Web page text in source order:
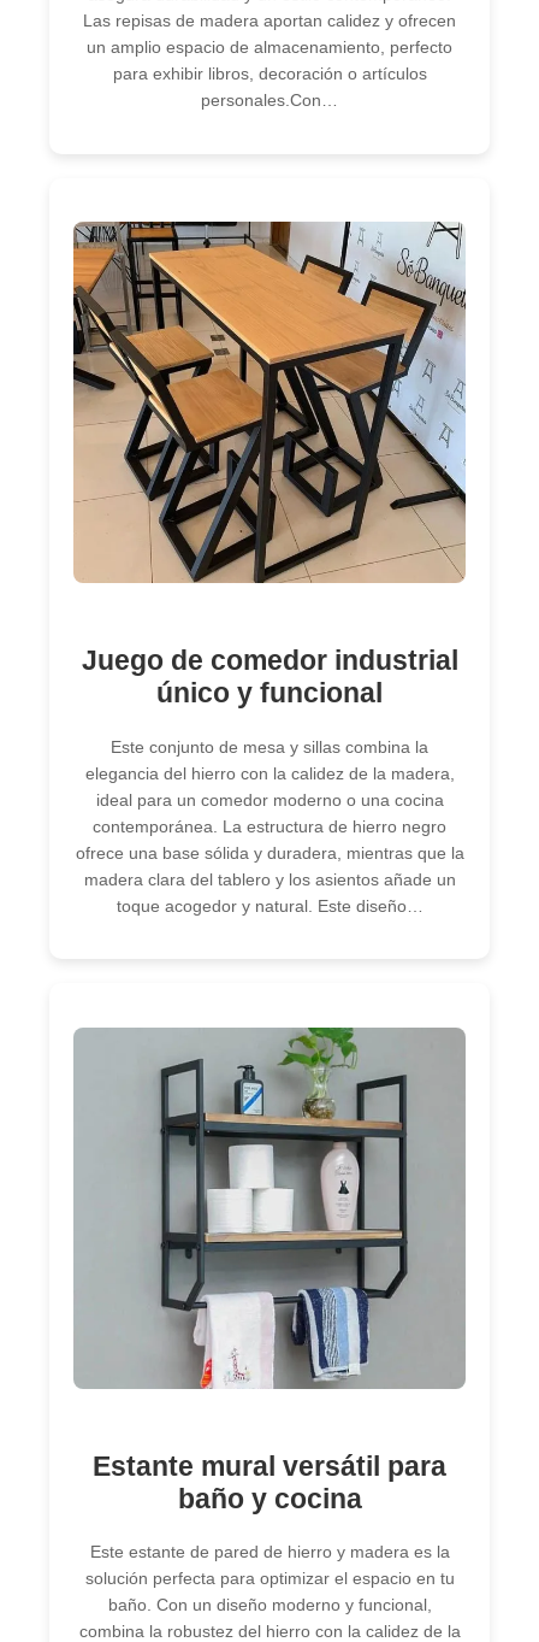
Las repisas de madera aportan calidez y ofrecen
un amplio espacio de almacenamiento, perfecto
para exhibir libros, decoración o artículos
personales.Con…
Juego de comedor industrial
único y funcional
Este conjunto de mesa y sillas combina la
elegancia del hierro con la calidez de la madera,
ideal para un comedor moderno o una cocina
contemporánea. La estructura de hierro negro
ofrece una base sólida y duradera, mientras que la
madera clara del tablero y los asientos añade un
toque acogedor y natural. Este diseño…
Estante mural versátil para
baño y cocina
Este estante de pared de hierro y madera es la
solución perfecta para optimizar el espacio en tu
baño. Con un diseño moderno y funcional,
combina la robustez del hierro con la calidez de la